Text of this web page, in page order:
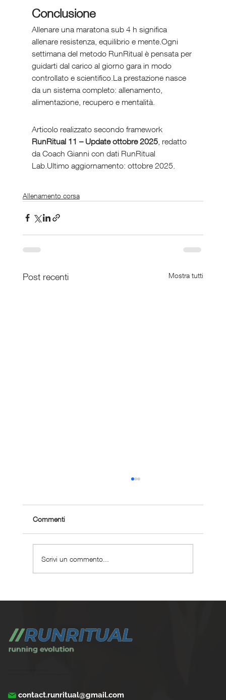
Conclusione
Allenare una maratona sub 4 h significa
allenare resistenza, equilibrio e mente.Ogni
settimana del metodo RunRitual è pensata per
guidarti dal carico al giorno gara in modo
controllato e scientifico.La prestazione nasce
da un sistema completo: allenamento,
alimentazione, recupero e mentalità.
Articolo realizzato secondo framework
RunRitual 11 – Update ottobre 2025, redatto
da Coach Gianni con dati RunRitual
Lab.Ultimo aggiornamento: ottobre 2025.
Allenamento corsa
Post recenti Mostra tutti
Commenti
Scrivi un commento...
contact.runritual@gmail.com